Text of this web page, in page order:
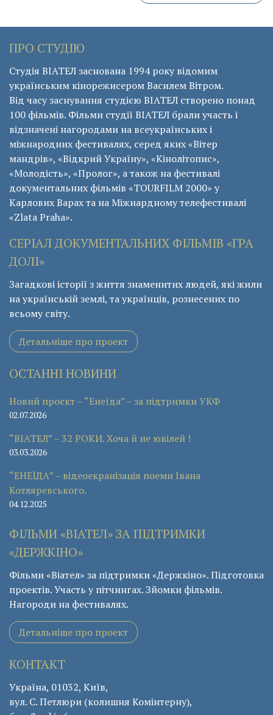
ПРО СТУДІЮ
Студія ВІАТЕЛ заснована 1994 року відомим
українським кінорежисером Василем Вітром.
Від часу заснування студією ВІАТЕЛ створено понад
100 фільмів. Фільми студії ВІАТЕЛ брали участь і
відзначені нагородами на всеукраїнських і
міжнародних фестивалях, серед яких «Вітер
мандрів», «Відкрий Україну», «Кінолітопис»,
«Молодість», «Пролог», а також на фестивалі
документальних фільмів «ТОURFILM 2000» у
Карлових Варах та на Міжнардному телефестивалі
«Zlata Praha».
СЕРІАЛ ДОКУМЕНТАЛЬНИХ ФІЛЬМІВ «ГРА
ДОЛІ»
Загадкові історії з життя знаменитих людей, які жили
на українській землі, та українців, рознесених по
всьому світу.
Детальніше про проект
ОСТАННІ НОВИНИ
Новий проєкт – “Енеїда” – за підтримки УКФ
02.07.2026
“ВІАТЕЛ” – 32 РОКИ. Хоча й не ювілей !
03.03.2026
“ЕНЕЇДА” – відеоекранізація поеми Івана
Котляревського.
04.12.2025
ФІЛЬМИ «ВІАТЕЛ» ЗА ПІДТРИМКИ
«ДЕРЖКІНО»
Фільми «Віател» за підтримки «Держкіно». Підготовка
проектів. Участь у пітчингах. Зйомки фільмів.
Нагороди на фестивалях.
Детальніше про проект
КОНТАКТ
Україна, 01032, Київ,
вул. С. Петлюри (колишня Комінтерну),